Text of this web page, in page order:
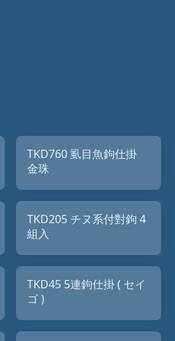
TKD760 虱目魚鉤仕掛
金珠
TKD205 チヌ系付對鉤 4
組入
TKD45 5連鉤仕掛 ( セイ
ゴ )